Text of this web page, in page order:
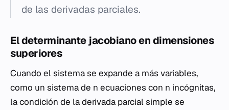
de las derivadas parciales.
El determinante jacobiano en dimensiones
superiores
Cuando el sistema se expande a más variables,
como un sistema de n ecuaciones con n incógnitas,
la condición de la derivada parcial simple se